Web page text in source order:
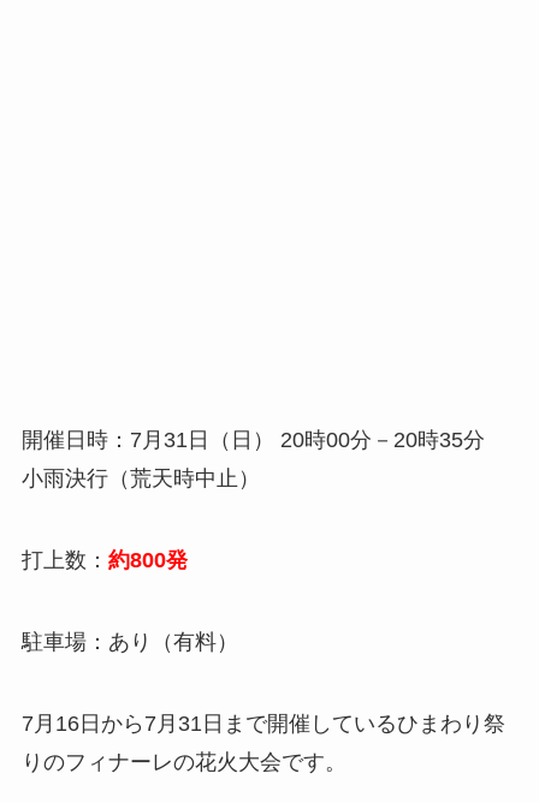
開催日時：7月31日（日） 20時00分－20時35分
小雨決行（荒天時中止）
打上数： 約800発
駐車場：あり（有料）
7月16日から7月31日まで開催しているひまわり祭
りのフィナーレの花火大会です。